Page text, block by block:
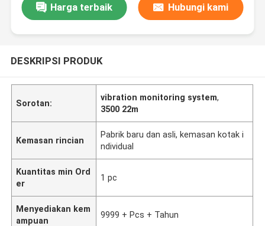
Harga terbaik Hubungi kami
DESKRIPSI PRODUK
Sorotan:
vibration monitoring system,
3500 22m
Kemasan rincian
Pabrik baru dan asli, kemasan kotak i
ndividual
Kuantitas min Ord
er
1 pc
Menyediakan kem
ampuan
9999 + Pcs + Tahun